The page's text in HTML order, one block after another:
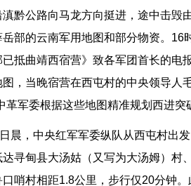
黔公路向马龙方向挺进，途中击毁
岳部的云南军用地图和部分物资。
抵曲靖西宿营》致各军团首长的电
，当晚宿营在西屯村的中央领导人
革军委根据这些地图精准规划西进突
晨，中央红军军委纵队从西屯村出
达寻甸县大汤姑（又写为大汤姆）村
哨村相距1.8公里，步行仅20分钟